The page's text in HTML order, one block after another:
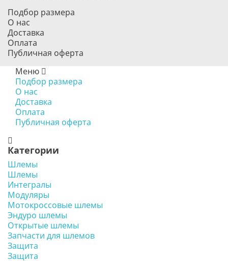
Подбор размера
О нас
Доставка
Оплата
Публичная оферта
Меню
Подбор размера
О нас
Доставка
Оплата
Публичная оферта
Категории
Шлемы
Шлемы
Интегралы
Модуляры
Мотокроссовые шлемы
Эндуро шлемы
Открытые шлемы
Запчасти для шлемов
Защита
Защита